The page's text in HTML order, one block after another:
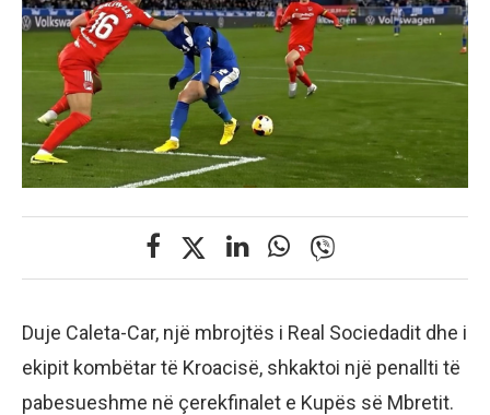
Duje Caleta-Car, një mbrojtës i Real Sociedadit dhe i
ekipit kombëtar të Kroacisë, shkaktoi një penallti të
pabesueshme në çerekfinalet e Kupës së Mbretit.